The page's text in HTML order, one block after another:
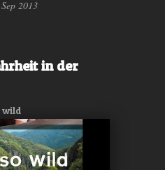
2013
in der
wild